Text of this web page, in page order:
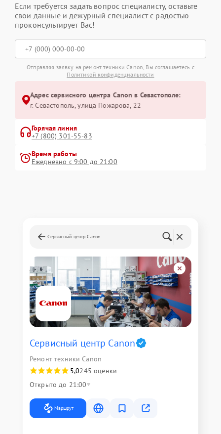
Если требуется задать вопрос специалисту, оставьте
свои данные и дежурный специалист с радостью
проконсультирует Вас!
Отправляя заявку на ремонт техники Canon, Вы соглашаетесь с
Политикой конфиденциальности
Адрес сервисного центра Canon в Севастополе:
г. Севастополь, улица Пожарова, 22
Горячая линия
+7 (800) 301-55-83
Время работы
Ежедневно с 9:00 до 21:00
Сервисный центр Canon
Сервисный центр Canon
Ремонт техники Canon
5,0245 оценки
Открыто до 21:00
Маршрут